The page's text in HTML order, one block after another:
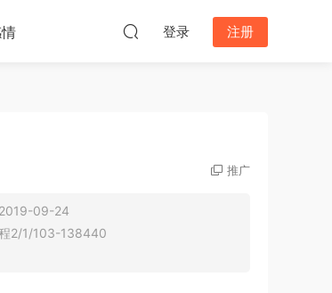
登录 注册
推广
2019-09-24
2/1/103-138440